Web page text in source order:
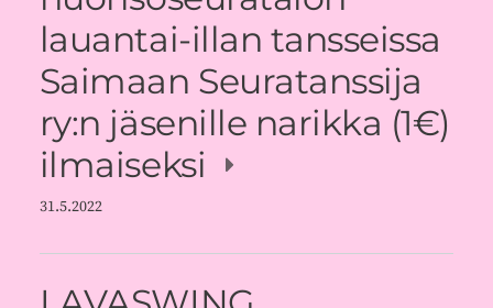
lauantai-illan tansseissa
Saimaan Seuratanssija
ry:n jäsenille narikka (1€)
ilmaiseksi
31.5.2022